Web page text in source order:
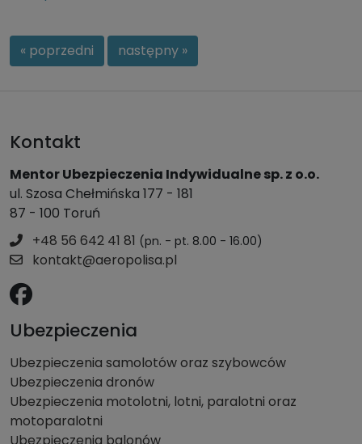
« poprzedni następny »
Kontakt
Mentor Ubezpieczenia Indywidualne sp. z o.o.
ul. Szosa Chełmińska 177 - 181
87 - 100 Toruń
+48 56 642 41 81 (pn. - pt. 8.00 - 16.00)
kontakt@aeropolisa.pl
Ubezpieczenia
Ubezpieczenia samolotów oraz szybowców
Ubezpieczenia dronów
Ubezpieczenia motolotni, lotni, paralotni oraz
motoparalotni
Ubezpieczenia balonów